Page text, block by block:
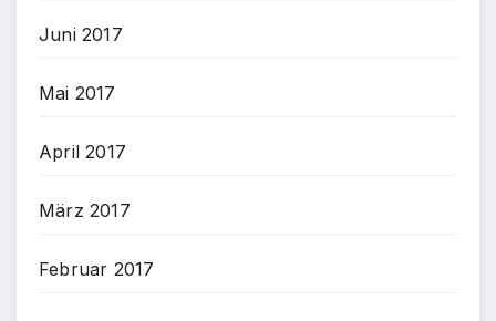
Juni 2017
Mai 2017
April 2017
März 2017
Februar 2017